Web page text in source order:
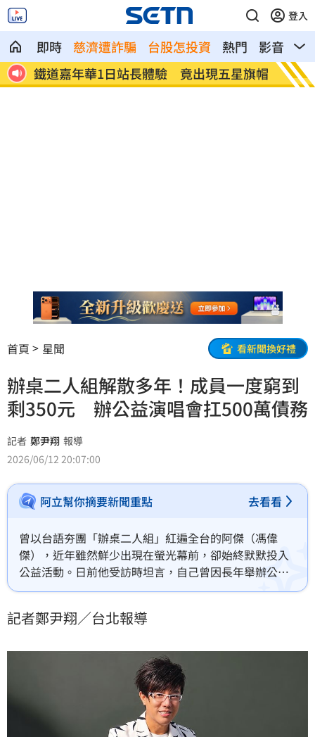
登入
即時 慈濟遭詐騙 台股怎投資 熱門 影音
熱
鐵道嘉年華1日站長體驗 竟出現五星旗帽 林萱
首頁 星聞 看新聞換好禮
辦桌二人組解散多年！成員一度窮到
剩350元 辦公益演唱會扛500萬債務
記者 鄭尹翔 報導
2026/06/12 20:07:00
阿立幫你摘要新聞重點 去看看
曾以台語夯團「辦桌二人組」紅遍全台的阿傑（馮偉
傑），近年雖然鮮少出現在螢光幕前，卻始終默默投入
公益活動。日前他受訪時坦言，自己曾因長年舉辦公益
演唱會而背負近500萬元債務，最困難的時候身上只剩
己的選擇，堅持把公益這條路走下去。
記者鄭尹翔／台北報導